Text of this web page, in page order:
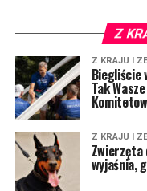
Z
Z KRAJU I
Biegliście
Tak
Z KRAJU I
Zwierzęta
wyjaśnia,